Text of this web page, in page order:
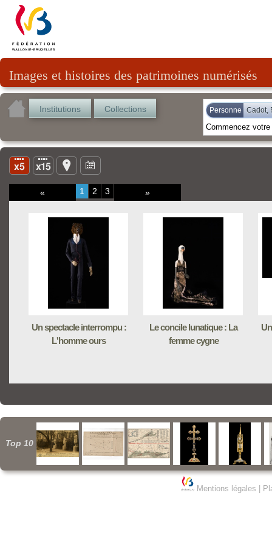
Images et histoires des patrimoines numérisés
Institutions Collections Personne Cadot,
« 1 2 3 »
Un spectacle interrompu :
L'homme ours
Le concile lunatique : La
femme cygne
Top 10
Mentions légales